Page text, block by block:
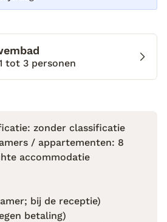
met een
te zonnen of te relaxen. Het
waar je volledig tot rust komt.
handbereik vind je gezellige
om je vakantie helemaal
tot 3 personen
zonder classificatie
/ appartementen: 8
accommodatie
bij de receptie)
betaling)